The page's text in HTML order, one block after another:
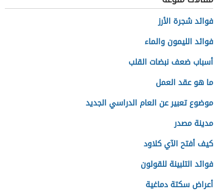
فوائد شجرة الأرز
فوائد الليمون والماء
أسباب ضعف نبضات القلب
ما هو عقد العمل
موضوع تعبير عن العام الدراسي الجديد
مدينة مصدر
كيف أفتح الآي كلاود
فوائد التلبينة للقولون
أعراض سكتة دماغية